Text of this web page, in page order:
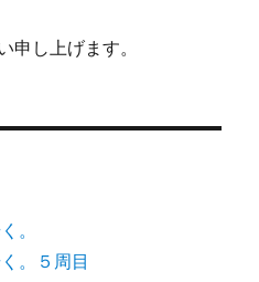
申し上げます。
。
。５周目